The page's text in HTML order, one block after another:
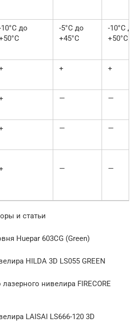
10°С до
-5°С до
+45°С
-10°С до
+50°С
+ +
— —
— —
— —
и статьи
Huepar 603CG (Green)
HILDA 3D LS055 GREEN
нивелира FIRECORE
LAISAI LS666-120 3D